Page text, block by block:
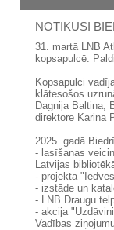
NOTIKUSI
31. martā LNB
kopsapulcē.
Kopsapulci
klātesošos
Dagnija Baltina,
direktore Karina
2025. gadā
- lasīšanas
Latvijas
- projekta
- izstāde un
- LNB Draugu
- akcija
Vadības